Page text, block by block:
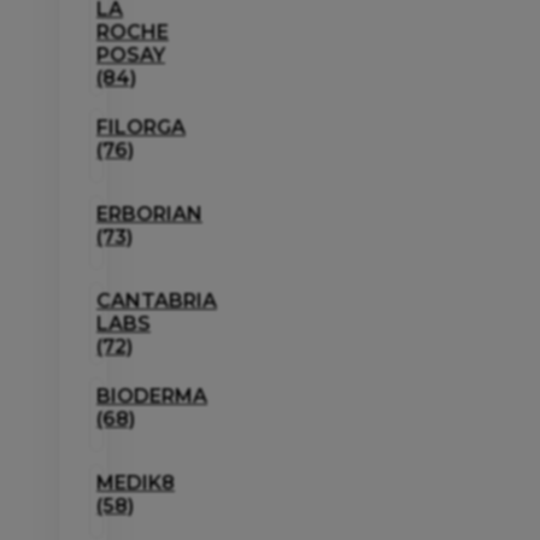
LA
ROCHE
POSAY
(84)
FILORGA
(76)
ERBORIAN
(73)
CANTABRIA
LABS
(72)
BIODERMA
(68)
MEDIK8
(58)